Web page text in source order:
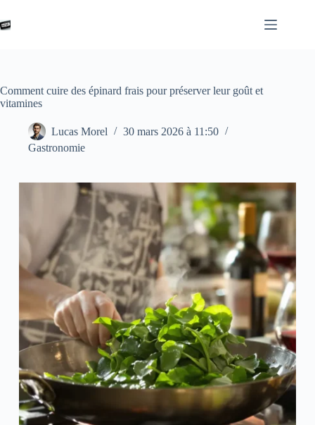
au
contenu
Comment cuire des épinard frais pour préserver leur goût et
vitamines
Lucas Morel
30 mars 2026 à 11:50
Gastronomie